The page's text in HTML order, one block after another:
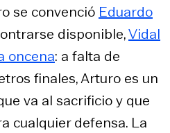
se convenció Eduardo
disponible,Vidal
oncena: a falta de
finales, Arturo es un
va al sacrificio y que
cualquier defensa. La